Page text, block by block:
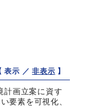
表示 ／非表示 】
計画立案に資す
要素を可視化、